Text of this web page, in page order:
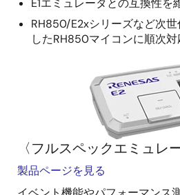
E1エミュレータとの互換性を
RH850/E2xシリーズなど次
したRH850マイコンに順次対
〈フルスペックエミュレ
製品ページを見る